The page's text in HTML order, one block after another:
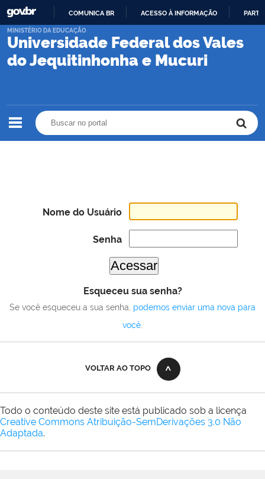
PARA
CONTEÚDO
COMUNICA BR ACESSO À INFORMAÇÃO
Universidade Federal dos Vales
do Jequitinhonha e Mucuri
MINISTÉRIO DA EDUCAÇÃO
Nome do Usuário
Senha
Esqueceu sua senha?
Se você esqueceu a sua senha, podemos enviar uma nova para
você
VOLTAR AO TOPO
Todo o conteúdo deste site está publicado sob a licença
Creative Commons Atribuição-SemDerivações 3.0 Não
Adaptada.